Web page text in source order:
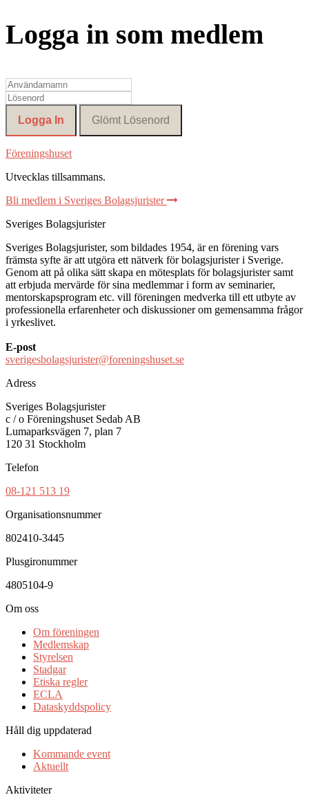
Logga in som medlem
Föreningshuset
Utvecklas tillsammans.
Bli medlem i Sveriges Bolagsjurister
Sveriges Bolagsjurister
Sveriges Bolagsjurister, som bildades 1954, är en förening vars
främsta syfte är att utgöra ett nätverk för bolagsjurister i Sverige.
Genom att på olika sätt skapa en mötesplats för bolagsjurister samt
att erbjuda mervärde för sina medlemmar i form av seminarier,
mentorskapsprogram etc. vill föreningen medverka till ett utbyte av
professionella erfarenheter och diskussioner om gemensamma frågor
i yrkeslivet.
E-post
sverigesbolagsjurister@foreningshuset.se
Adress
Sveriges Bolagsjurister
c / o Föreningshuset Sedab AB
Lumaparksvägen 7, plan 7
120 31 Stockholm
Telefon
08-121 513 19
Organisationsnummer
802410-3445
Plusgironummer
4805104-9
Om oss
Om föreningen
Medlemskap
Styrelsen
Stadgar
Etiska regler
ECLA
Dataskyddspolicy
Håll dig uppdaterad
Kommande event
Aktuellt
Aktiviteter